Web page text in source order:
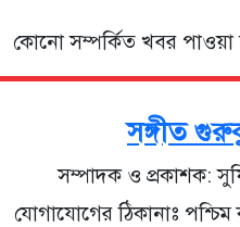
কোনো সম্পর্কিত খবর পাওয়া
সঙ্গীত
সম্পাদক ও প্রকাশক:
যোগাযোগের ঠিকানাঃ